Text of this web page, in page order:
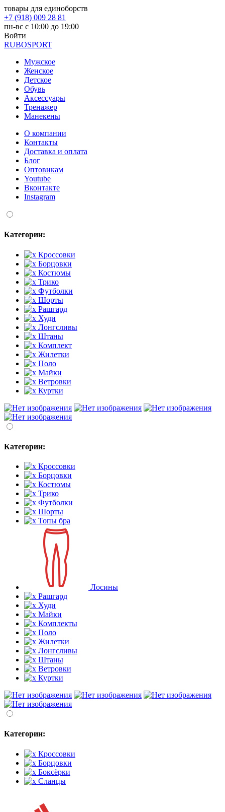
товары для единоборств
+7 (918) 009 28 81
пн-вс с 10:00 до 19:00
Войти
RUBOSPORT
Мужское
Женское
Детское
Обувь
Аксессуары
Тренажер
Манекены
О компании
Контакты
Доставка и оплата
Блог
Оптовикам
Youtube
Вконтакте
Instagram
Категории:
Кроссовки
Борцовки
Костюмы
Трико
Футболки
Шорты
Рашгард
Худи
Лонгсливы
Штаны
Комплект
Жилетки
Поло
Майки
Ветровки
Куртки
Категории:
Кроссовки
Борцовки
Костюмы
Трико
Футболки
Шорты
Топы бра
Лосины
Рашгард
Худи
Майки
Комплекты
Поло
Жилетки
Лонгсливы
Штаны
Ветровки
Куртки
Категории:
Кроссовки
Борцовки
Боксёрки
Сланцы